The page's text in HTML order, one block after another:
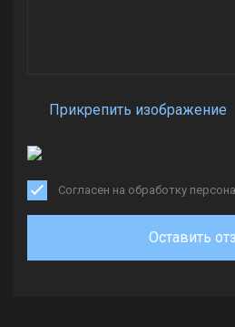
Прикрепить изображение
Согласен на обработку
Оставить